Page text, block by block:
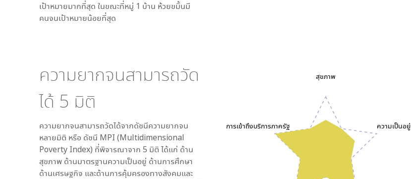
เป้าหมายมากที่สุด ในขณะที่หมู่ 1 บ้าน ห้วยขมิ้นมี
คนจนเป้าหมายน้อยที่สุด
ความยากจนสามารถวัด
ได้ 5 มิติ
ความยากจนสามารถวัดได้จากดัชนีความยากจน
หลายมิติ หรือ ดัชนี MPI (Multidimensional
Poverty Index) ที่พิจารณาจาก 5 มิติ ได้แก่ ด้าน
สุขภาพ ด้านมาตรฐานความเป็นอยู่ ด้านการศึกษา
ด้านเศรษฐกิจ และด้านการคุ้มครองทางสังคมและ
สุขภาพ
ความเป็นอยู่
การเข้าถึงบริการภาครัฐ